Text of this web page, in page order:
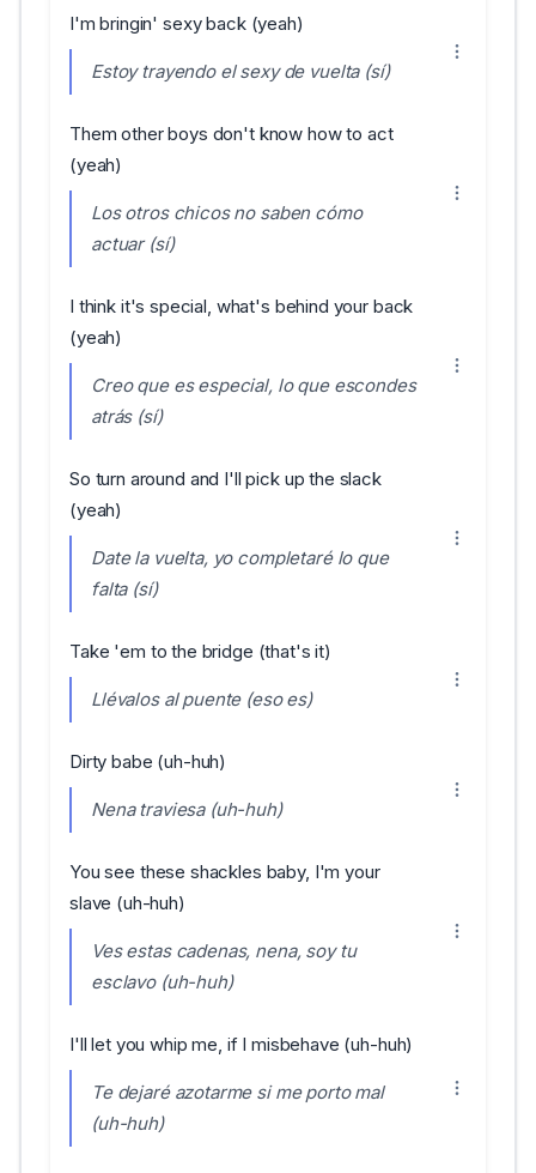
I'm bringin' sexy back (yeah)
Estoy trayendo el sexy de vuelta (sí)
Them other boys don't know how to act
(yeah)
Los otros chicos no saben cómo
actuar (sí)
I think it's special, what's behind your back
(yeah)
Creo que es especial, lo que escondes
atrás (sí)
So turn around and I'll pick up the slack
(yeah)
Date la vuelta, yo completaré lo que
falta (sí)
Take 'em to the bridge (that's it)
Llévalos al puente (eso es)
Dirty babe (uh-huh)
Nena traviesa (uh-huh)
You see these shackles baby, I'm your
slave (uh-huh)
Ves estas cadenas, nena, soy tu
esclavo (uh-huh)
I'll let you whip me, if I misbehave (uh-huh)
Te dejaré azotarme si me porto mal
(uh-huh)